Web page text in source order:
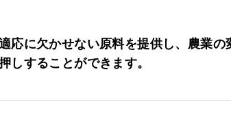
応に欠かせない原料を提供し、農業の
しすることができます。